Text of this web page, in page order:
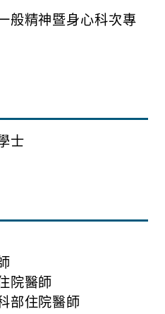
般精神暨身心科次專
士
院醫師
部住院醫師